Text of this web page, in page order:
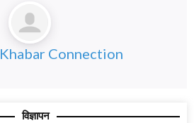
Khabar Connection
विज्ञापन